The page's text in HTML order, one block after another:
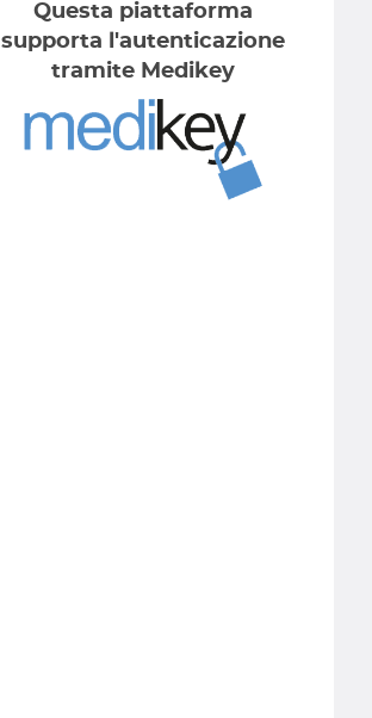
Questa piattaforma
supporta l'autenticazione
tramite Medikey